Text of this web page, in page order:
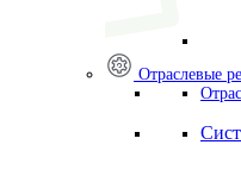
Отраслевые